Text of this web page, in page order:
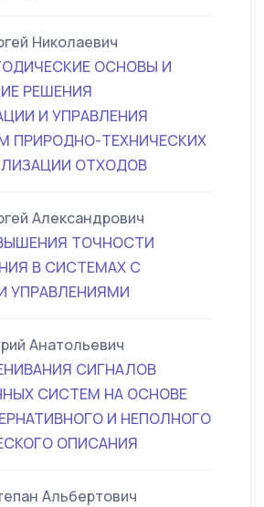
Николаевич
ОСНОВЫ И
РЕШЕНИЯ
И УПРАВЛЕНИЯ
ПРИРОДНО-ТЕХНИЧЕСКИХ
ОТХОДОВ
Александрович
ТОЧНОСТИ
В СИСТЕМАХ С
УПРАВЛЕНИЯМИ
Анатольевич
СИГНАЛОВ
СИСТЕМ НА ОСНОВЕ
И НЕПОЛНОГО
ОПИСАНИЯ
Альбертович